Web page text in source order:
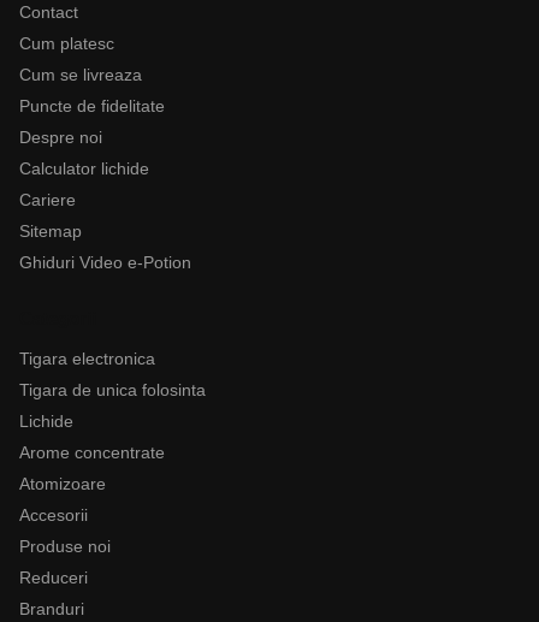
Contact
Cum platesc
Cum se livreaza
Puncte de fidelitate
Despre noi
Calculator lichide
Cariere
Sitemap
Ghiduri Video e-Potion
Tigara electronica
Tigara de unica folosinta
Lichide
Arome concentrate
Atomizoare
Accesorii
Produse noi
Reduceri
Branduri